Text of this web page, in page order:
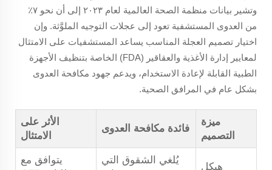
وتشير بيانات منظمة الصحة العالمية لعام ٢٠٢٣ إلى أن نحو ٧٪
من العدوى المستشفية تعود إلى عجلات التوجيه الملوَّثة. وإن
اختيار تصميم العجلة المناسب يساعد المستشفيات على الامتثال
لمعايير إدارة الأغذية والعقاقير (FDA) الخاصة بتنظيف الأجهزة
الطبية القابلة لإعادة الاستخدام، ويدعم جهود مكافحة العدوى
بشكل عام في المرافق الصحية.
ميزة
التصميم
فائدة مكافحة العدوى
الأثر على
الامتثال
هيكل
يُلغي الشقوق التي
يتوافق مع